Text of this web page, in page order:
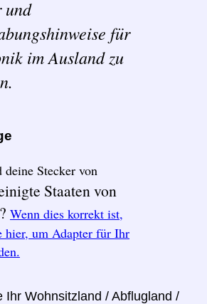
und
für
im Ausland zu
deine Stecker von
Staaten von
Wenn dies korrekt ist,
hier, um Adapter für Ihr
Ihr Wohnsitzland / Abflugland /